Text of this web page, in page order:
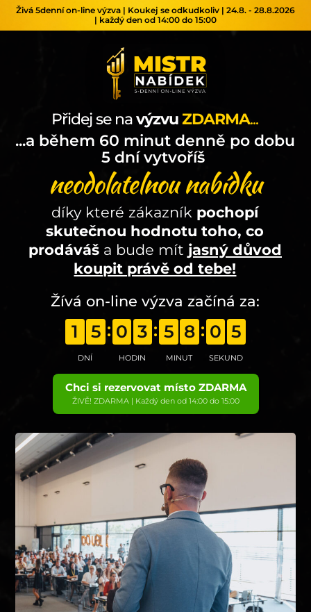
Živá 5denní on-line výzva | Koukej se odkudkoliv | 24.8. - 28.8.2026
| každý den od 14:00 do 15:00
Přidej se navýzvuZDARMA...
...a během 60 minut denně po dobu
5 dní vytvoříš
neodolatelnou nabídku
díky které zákazník pochopí
skutečnou hodnotu toho, co
prodáváša bude mít jasný důvod
koupit právě od tebe!
Žívá on-line výzva začíná za:
1 5
DNÍ
0 3
HODIN
5 8
MINUT
0 3
SEKUND
Chci si rezervovat místo ZDARMA
ŽIVĚ! ZDARMA | Každý den od 14:00 do 15:00